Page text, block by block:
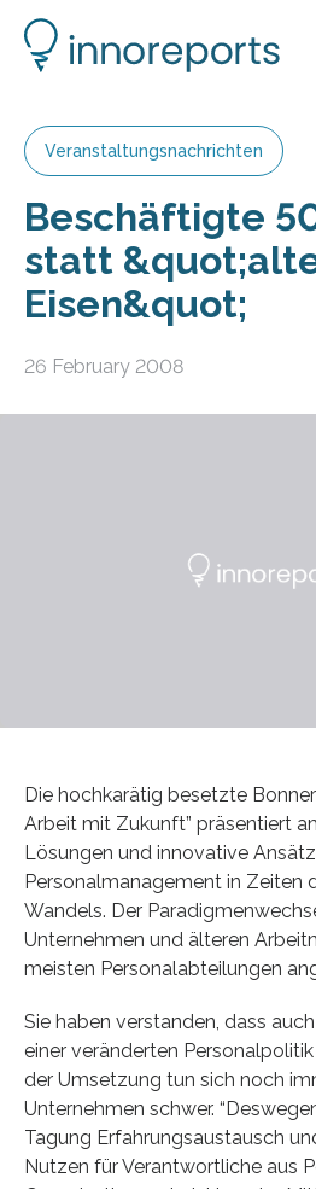
Veranstaltungsnachrichten
Beschäftigte
statt
Eisen&quot;
26 February 2008
Die hochkarätig besetzte
Arbeit mit Zukunft” präsentiert
Lösungen und innovative
Personalmanagement in Zeiten
Wandels. Der
Unternehmen und älteren
meisten Personalabteilungen
Sie haben verstanden, dass
einer veränderten
der Umsetzung tun sich noch
Unternehmen schwer.
Tagung Erfahrungsaustausch
Nutzen für Verantwortliche aus